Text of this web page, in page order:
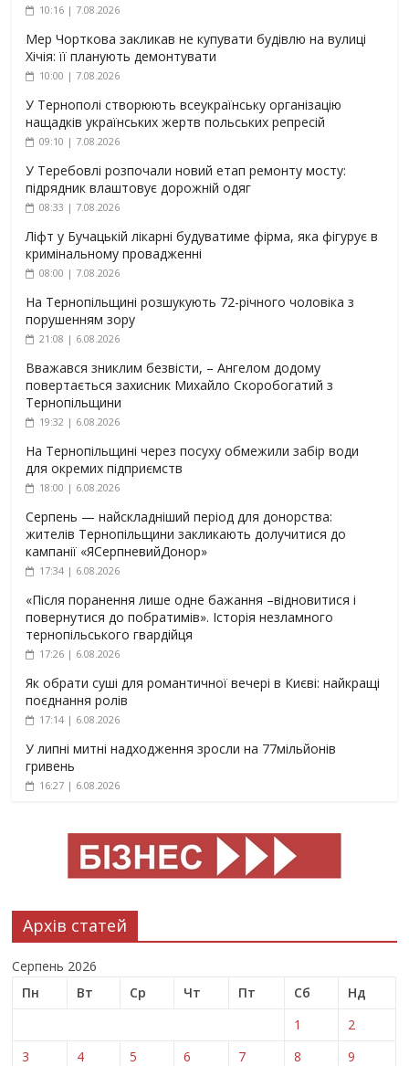
10:16 | 7.08.2026
Мер Чорткова закликав не купувати будівлю на вулиці
Хічія: її планують демонтувати
10:00 | 7.08.2026
У Тернополі створюють всеукраїнську організацію
нащадків українських жертв польських репресій
09:10 | 7.08.2026
У Теребовлі розпочали новий етап ремонту мосту:
підрядник влаштовує дорожній одяг
08:33 | 7.08.2026
Ліфт у Бучацькій лікарні будуватиме фірма, яка фігурує в
кримінальному провадженні
08:00 | 7.08.2026
На Тернопільщині розшукують 72-річного чоловіка з
порушенням зору
21:08 | 6.08.2026
Вважався зниклим безвісти, – Ангелом додому
повертається захисник Михайло Скоробогатий з
Тернопільщини
19:32 | 6.08.2026
На Тернопільщині через посуху обмежили забір води
для окремих підприємств
18:00 | 6.08.2026
Серпень — найскладніший період для донорства:
жителів Тернопільщини закликають долучитися до
кампанії «ЯСерпневийДонор»
17:34 | 6.08.2026
«Після поранення лише одне бажання –відновитися і
повернутися до побратимів». Історія незламного
тернопільського гвардійця
17:26 | 6.08.2026
Як обрати суші для романтичної вечері в Києві: найкращі
поєднання ролів
17:14 | 6.08.2026
У липні митні надходження зросли на 77мільйонів
гривень
16:27 | 6.08.2026
Архів статей
Серпень 2026
Пн
Вт Ср Чт Пт Сб
Нд
1
2
3
4 5 6 7 8
9